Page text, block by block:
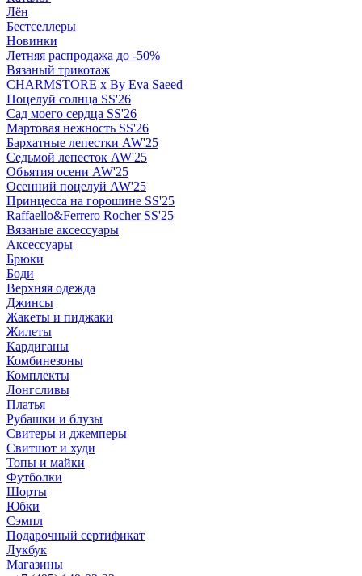
Лён
Бестселлеры
Новинки
Летняя распродажа до -50%
Вязаный трикотаж
CHARMSTORE х By Eva Saeed
Поцелуй солнца SS'26
Сад моего сердца SS'26
Мартовая нежность SS'26
Бархатные лепестки AW'25
Седьмой лепесток AW'25
Объятия осени AW'25
Осенний поцелуй AW'25
Принцесса на горошине SS'25
Raffaello&Ferrero Rocher SS'25
Вязаные аксессуары
Аксессуары
Брюки
Боди
Верхняя одежда
Джинсы
Жакеты и пиджаки
Жилеты
Кардиганы
Комбинезоны
Комплекты
Лонгсливы
Платья
Рубашки и блузы
Свитеры и джемперы
Свитшот и худи
Топы и майки
Футболки
Шорты
Юбки
Сэмпл
Подарочный сертификат
Лукбук
Магазины